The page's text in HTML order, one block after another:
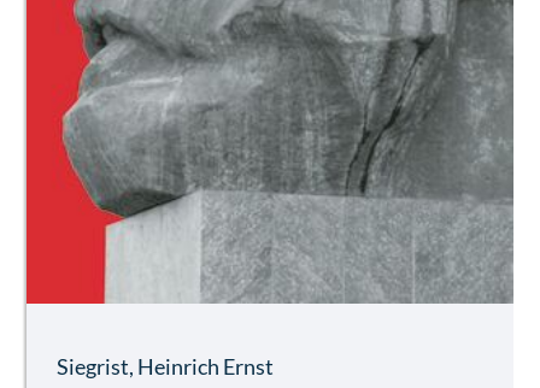
Siegrist, Heinrich Ernst